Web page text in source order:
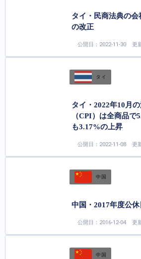
タイ・民商法典の
の改正
公開日：2022-11-30 更
タイ
タイ・2022年10月
（CPI）は全商品
も3.17%の上昇
公開日：2022-11-08 更
中国
中国・2017年度公
公開日：2016-12-04 更
中国